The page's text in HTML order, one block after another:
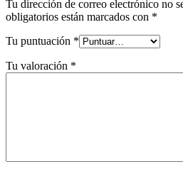
Tu dirección de correo electrónico no
obligatorios están marcados con *
Tu puntuación *
Tu valoración *